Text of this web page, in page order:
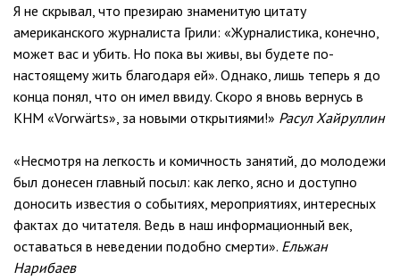
Я не скрывал, что презираю знаменитую цитату
американского журналиста Грили: «Журналистика, конечно,
может вас и убить. Но пока вы живы, вы будете по-
настоящему жить благодаря ей». Однако, лишь теперь я до
конца понял, что он имел ввиду. Скоро я вновь вернусь в
КНМ «Vorwärts», за новыми открытиями!» Расул Хайруллин
«Несмотря на легкость и комичность занятий, до молодежи
был донесен главный посыл: как легко, ясно и доступно
доносить известия о событиях, мероприятиях, интересных
фактах до читателя. Ведь в наш информационный век,
оставаться в неведении подобно смерти». Ельжан
Нарибаев